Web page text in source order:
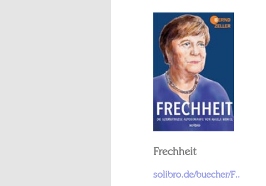
Frechheit
solibro.de/buecher/F..